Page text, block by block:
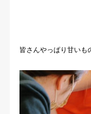
皆さんやっぱり甘いも